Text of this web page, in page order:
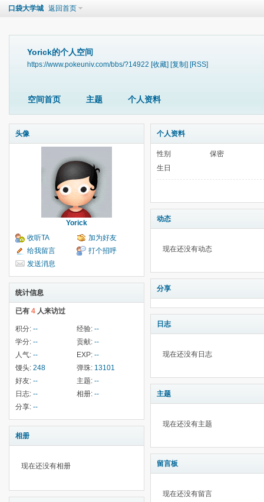
口袋大学城 返回首页
Yorick的个人空间
https://www.pokeuniv.com/bbs/?14922 [收藏] [复制] [RSS]
空间首页 主题 个人资料
头像
Yorick
收听TA
加为好友
给我留言
打个招呼
发送消息
统计信息
已有 4 人来访过
积分: -- 经验: --
学分: -- 贡献: --
人气: -- EXP: --
馒头: 248 弹珠: 13101
好友: -- 主题: --
日志: -- 相册: --
分享: --
相册
现在还没有相册
个人资料
性别
保密
生日
动态
现在还没有动态
分享
日志
现在还没有日志
主题
现在还没有主题
留言板
现在还没有留言